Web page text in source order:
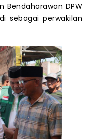
Bendaharawan DPW
sebagai perwakilan